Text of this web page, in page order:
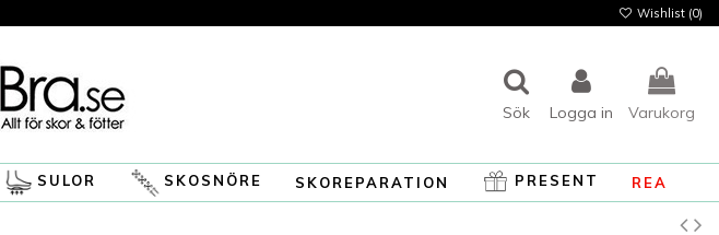
Wishlist (0)
Sök Logga in Varukorg
SULOR SKOSNÖRE SKOREPARATION PRESENT REA